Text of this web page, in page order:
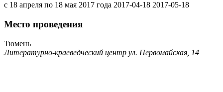
с 18 апреля по 18 мая 2017 года 2017-04-18 2017-05-18
Место проведения
Тюмень
Литературно-краеведческий центр ул. Первомайская, 14